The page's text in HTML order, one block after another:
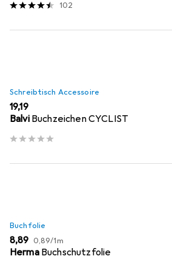
102
Schreibtisch Accessoire
EUR
19,19
Balvi Buchzeichen CYCLIST
Buchfolie
EUR
8,89 EUR
0,89/1m
Herma Buchschutzfolie